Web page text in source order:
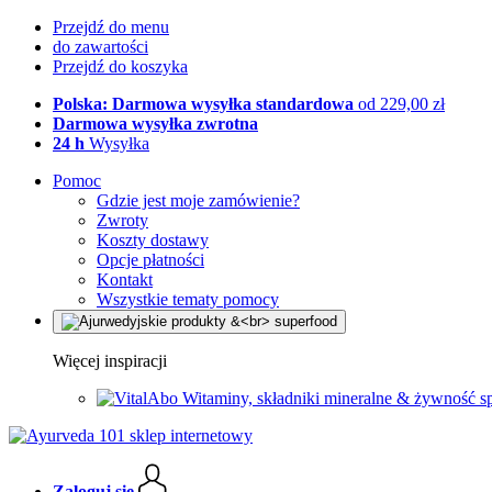
Przejdź do menu
do zawartości
Przejdź do koszyka
Polska: Darmowa wysyłka standardowa od 229,00 zł
Darmowa wysyłka zwrotna
24 h Wysyłka
Pomoc
Gdzie jest moje zamówienie?
Zwroty
Koszty dostawy
Opcje płatności
Kontakt
Wszystkie tematy pomocy
Więcej inspiracji
Witaminy, składniki mineralne & żywność